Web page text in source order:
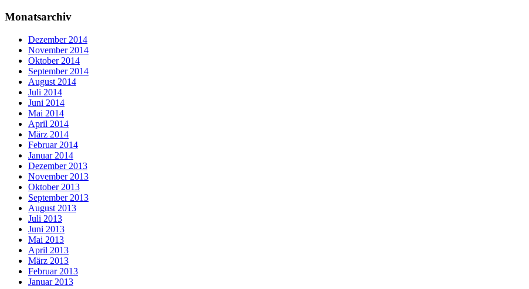
Monatsarchiv
Dezember 2014
November 2014
Oktober 2014
September 2014
August 2014
Juli 2014
Juni 2014
Mai 2014
April 2014
März 2014
Februar 2014
Januar 2014
Dezember 2013
November 2013
Oktober 2013
September 2013
August 2013
Juli 2013
Juni 2013
Mai 2013
April 2013
März 2013
Februar 2013
Januar 2013